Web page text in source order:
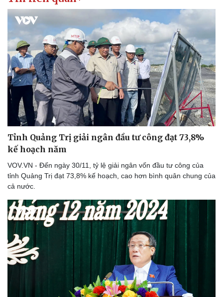
Văn hóa
Sân khấu - Điện ảnh
Văn học
Âm nhạc
Di sản
Giải trí
Sao Việt
Tỉnh Quảng Trị giải ngân đầu tư công đạt 73,8%
kế hoạch năm
VOV.VN - Đến ngày 30/11, tỷ lệ giải ngân vốn đầu tư công của
tỉnh Quảng Trị đạt 73,8% kế hoạch, cao hơn bình quân chung của
cả nước.